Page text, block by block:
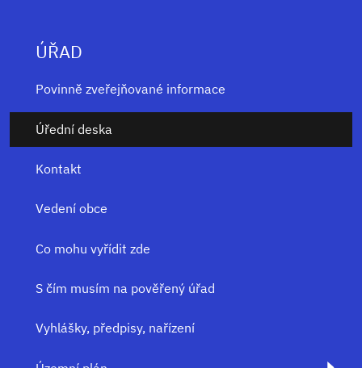
ÚŘAD
Povinně zveřejňované informace
Úřední deska
Kontakt
Vedení obce
Co mohu vyřídit zde
S čím musím na pověřený úřad
Vyhlášky, předpisy, nařízení